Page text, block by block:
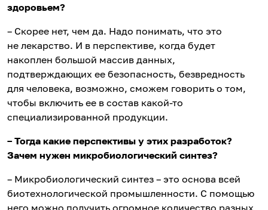
здоровьем?
– Скорее нет, чем да. Надо понимать, что это
не лекарство. И в перспективе, когда будет
накоплен большой массив данных,
подтверждающих ее безопасность, безвредность
для человека, возможно, сможем говорить о том,
чтобы включить ее в состав какой-то
специализированной продукции.
– Тогда какие перспективы у этих разработок?
Зачем нужен микробиологический синтез?
– Микробиологический синтез – это основа всей
биотехнологической промышленности. С помощью